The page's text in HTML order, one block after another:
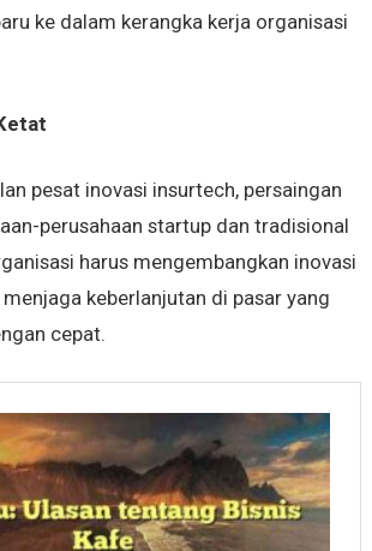
ke dalam kerangka kerja organisasi
pesat inovasi insurtech, persaingan
perusahaan startup dan tradisional
harus mengembangkan inovasi
keberlanjutan di pasar yang
cepat.